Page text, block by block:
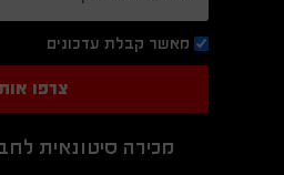
מאשר קבלת עדכונים
צרפו
מכירה סיטונאית